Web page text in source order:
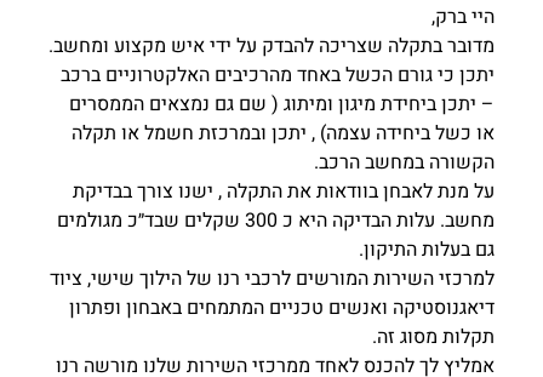
היי ברק,
מדובר בתקלה שצריכה להבדק על ידי איש מקצוע ומחשב.
יתכן כי גורם הכשל באחד מהרכיבים האלקטרוניים ברכב
– יתכן ביחידת מיגון ומיתוג ( שם גם נמצאים הממסרים
או כשל ביחידה עצמה) , יתכן ובמרכזת חשמל או תקלה
הקשורה במחשב הרכב.
על מנת לאבחן בוודאות את התקלה , ישנו צורך בבדיקת
מחשב. עלות הבדיקה היא כ 300 שקלים שבד״כ מגולמים
גם בעלות התיקון.
למרכזי השירות המורשים לרכבי רנו של הילוך שישי, ציוד
דיאגנוסטיקה ואנשים טכניים המתמחים באבחון ופתרון
תקלות מסוג זה.
אמליץ לך להכנס לאחד ממרכזי השירות שלנו מורשה רנו